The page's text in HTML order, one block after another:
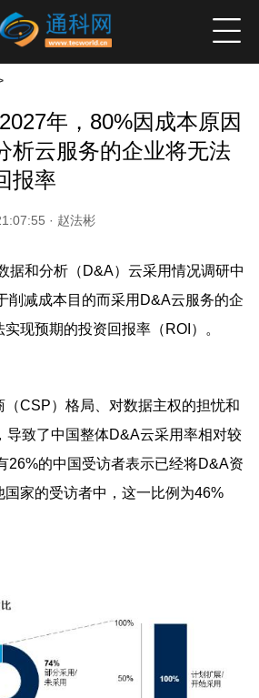
产业资讯 企业新品 高端访谈
年，80%因成本原因
析云服务的企业将无法
报率
· 赵法彬
据和分析（D&A）云采用情况调研中
削减成本目的而采用D&A云服务的企
现预期的投资回报率（ROI）。
（CSP）格局、对数据主权的担忧和
导致了中国整体D&A云采用率相对较
26%的中国受访者表示已经将D&A资
国家的受访者中，这一比例为46%